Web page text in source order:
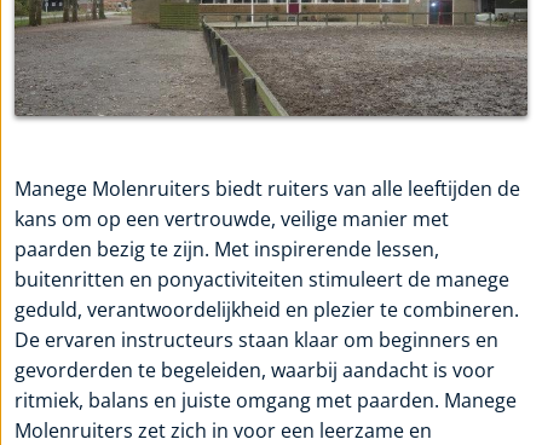
Manege Molenruiters biedt ruiters van alle leeftijden de
kans om op een vertrouwde, veilige manier met
paarden bezig te zijn. Met inspirerende lessen,
buitenritten en ponyactiviteiten stimuleert de manege
geduld, verantwoordelijkheid en plezier te combineren.
De ervaren instructeurs staan klaar om beginners en
gevorderden te begeleiden, waarbij aandacht is voor
ritmiek, balans en juiste omgang met paarden. Manege
Molenruiters zet zich in voor een leerzame en